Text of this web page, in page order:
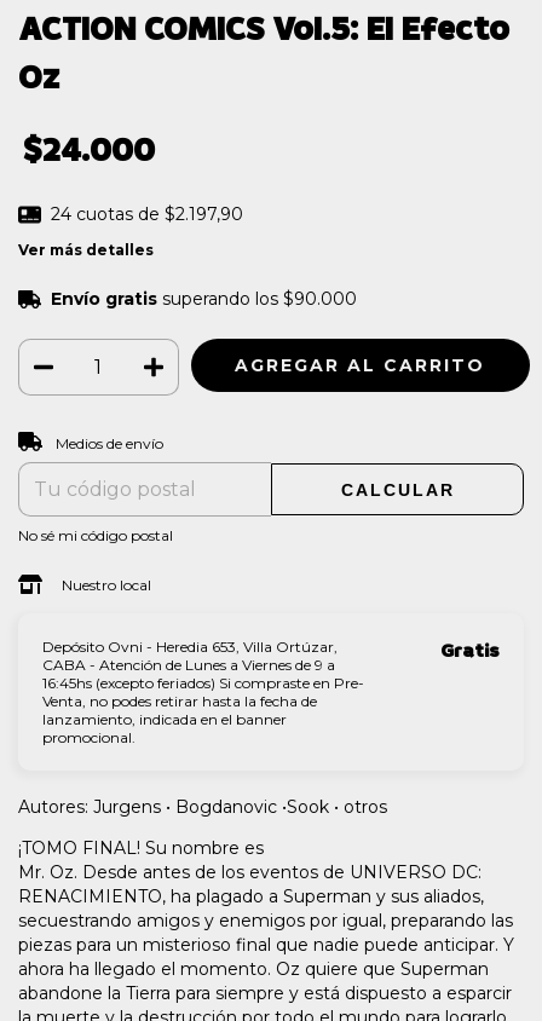
ACTION COMICS Vol.5: El Efecto
Oz
$24.000
24 cuotas de $2.197,90
Ver más detalles
Envío gratis superando los $90.000
Entregas para el CP:
Medios de envío
CALCULAR
No sé mi código postal
Nuestro local
Depósito Ovni - Heredia 653, Villa Ortúzar,
CABA - Atención de Lunes a Viernes de 9 a
16:45hs (excepto feriados) Si compraste en Pre-
Venta, no podes retirar hasta la fecha de
lanzamiento, indicada en el banner
promocional.
Gratis
Autores: Jurgens • Bogdanovic •Sook • otros
¡TOMO FINAL! Su nombre es
Mr. Oz. Desde antes de los eventos de UNIVERSO DC:
RENACIMIENTO, ha plagado a Superman y sus aliados,
secuestrando amigos y enemigos por igual, preparando las
piezas para un misterioso final que nadie puede anticipar. Y
ahora ha llegado el momento. Oz quiere que Superman
abandone la Tierra para siempre y está dispuesto a esparcir